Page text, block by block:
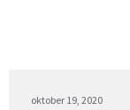
oktober 19, 2020